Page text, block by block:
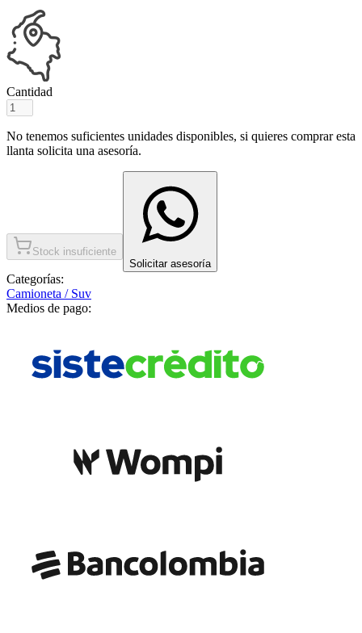
Cantidad
No tenemos suficientes unidades disponibles, si quieres comprar esta
llanta solicita una asesoría.
Stock insuficiente
Solicitar asesoría
Categorías:
Camioneta / Suv
Medios de pago: